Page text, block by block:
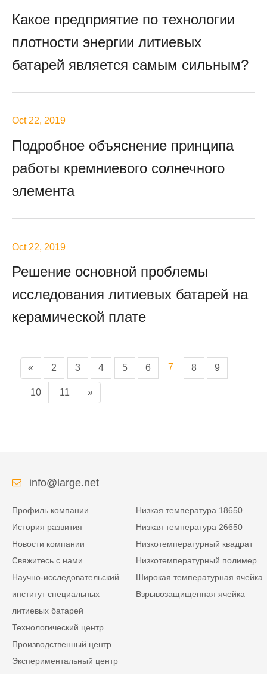
Какое предприятие по технологии
плотности энергии литиевых
батарей является самым сильным?
Oct 22, 2019
Подробное объяснение принципа
работы кремниевого солнечного
элемента
Oct 22, 2019
Решение основной проблемы
исследования литиевых батарей на
керамической плате
« 2 3 4 5 6 7 8 9
10 11 »
info@large.net
Профиль компании
История развития
Новости компании
Свяжитесь с нами
Научно-исследовательский
институт специальных
литиевых батарей
Технологический центр
Производственный центр
Экспериментальный центр
Низкая температура 18650
Низкая температура 26650
Низкотемпературный квадрат
Низкотемпературный полимер
Широкая температурная ячейка
Взрывозащищенная ячейка